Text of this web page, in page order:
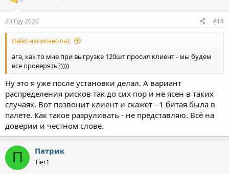
23 Гру 2020 #14
Dalet написав(-ла):
ага, как то мне при выгрузке 120шт просил клиент - мы будем
все проверять?))))
Ну это я уже после установки делал. А вариант
распределения рисков так до сих пор и не ясен в таких
случаях. Вот позвонит клиент и скажет - 1 битая была в
палете. Как такое разруливать - не представляю. Всё на
доверии и честном слове.
П Патрик
Tier1